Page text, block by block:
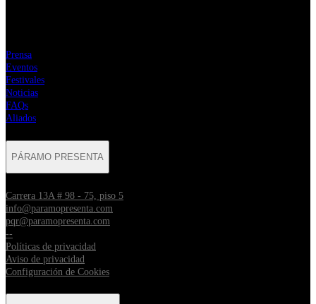
Prensa
Eventos
Festivales
Noticias
FAQs
Aliados
PÁRAMO PRESENTA
Carrera 13A # 98 - 75, piso 5
info@paramopresenta.com
pqr@paramopresenta.com
--
Políticas de privacidad
Aviso de privacidad
Configuración de Cookies